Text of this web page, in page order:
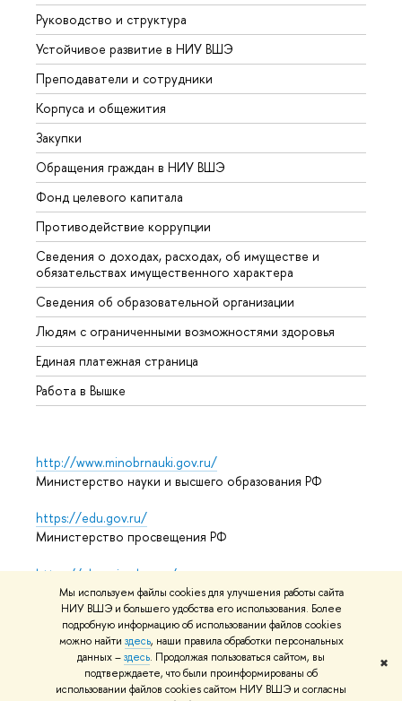
Мы используем файлы cookies для улучшения работы сайта
НИУ ВШЭ и большего удобства его использования. Более
подробную информацию об использовании файлов cookies
можно найти здесь, наши правила обработки персональных
данных –здесь. Продолжая пользоваться сайтом, вы
подтверждаете, что были проинформированы об
использовании файлов cookies сайтом НИУ ВШЭ и согласны
✖
Руководство и структура
Устойчивое развитие в НИУ ВШЭ
Преподаватели и сотрудники
Корпуса и общежития
Закупки
Обращения граждан в НИУ ВШЭ
Фонд целевого капитала
Противодействие коррупции
Сведения о доходах, расходах, об имуществе и
обязательствах имущественного характера
Сведения об образовательной организации
Людям с ограниченными возможностями здоровья
Единая платежная страница
Работа в Вышке
http://www.minobrnauki.gov.ru/
Министерство науки и высшего образования РФ
https://edu.gov.ru/
Министерство просвещения РФ
https://elearning.hse.ru/mooc
Массовые открытые онлайн-курсы
© НИУ ВШЭ 1993–2026 Адреса и контактыУсловия
использования материаловПолитика конфиденциальности
Карта сайта